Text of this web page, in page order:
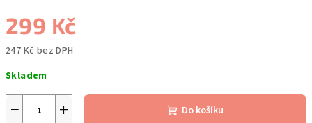
299 Kč
247 Kč bez DPH
cena:
Skladem
+
− Do košíku